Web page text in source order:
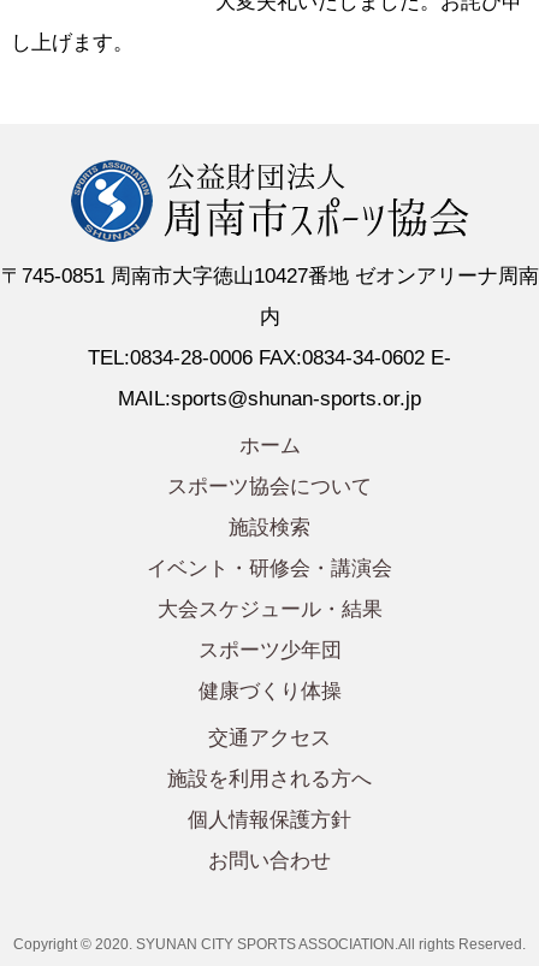
し上げます。
〒745-0851 周南市大字徳山10427番地 ゼオンアリーナ周南
内
TEL:0834-28-0006 FAX:0834-34-0602 E-
MAIL:sports@shunan-sports.or.jp
ホーム
スポーツ協会について
施設検索
イベント・研修会・講演会
大会スケジュール・結果
スポーツ少年団
健康づくり体操
交通アクセス
施設を利用される方へ
個人情報保護方針
お問い合わせ
Copyright © 2020. SYUNAN CITY SPORTS ASSOCIATION.All rights Reserved.